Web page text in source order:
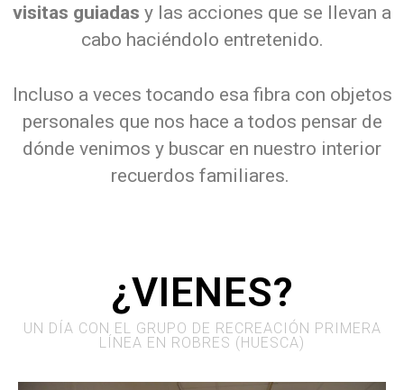
visitas guiadas y las acciones que se llevan a
cabo haciéndolo entretenido.
Incluso a veces tocando esa fibra con objetos
personales que nos hace a todos pensar de
dónde venimos y buscar en nuestro interior
recuerdos familiares.
¿vIENES?
UN DÍA CON EL GRUPO DE RECREACIÓN PRIMERA
LÍNEA EN ROBRES (HUESCA)